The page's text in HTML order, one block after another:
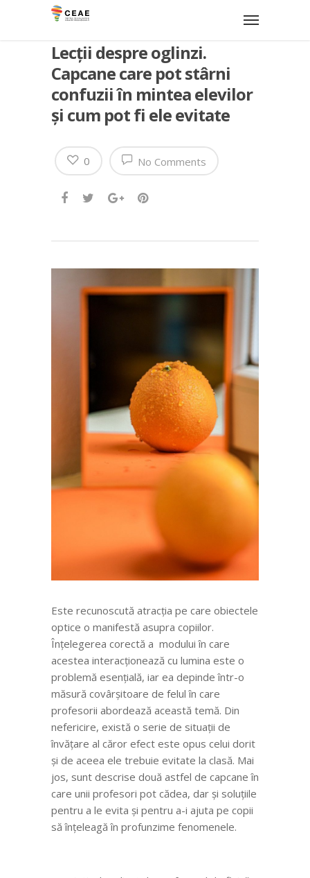
Lecții despre oglinzi.
Capcane care pot stârni
confuzii în mintea elevilor
și cum pot fi ele evitate
No Comments
0
Este recunoscută atracția pe care obiectele
optice o manifestă asupra copiilor.
Înțelegerea corectă a modului în care
acestea interacționează cu lumina este o
problemă esențială, iar ea depinde într-o
măsură covârșitoare de felul în care
profesorii abordează această temă. Din
nefericire, există o serie de situații de
învățare al căror efect este opus celui dorit
și de aceea ele trebuie evitate la clasă. Mai
jos, sunt descrise două astfel de capcane în
care unii profesori pot cădea, dar și soluțiile
pentru a le evita și pentru a-i ajuta pe copii
să înțeleagă în profunzime fenomenele.